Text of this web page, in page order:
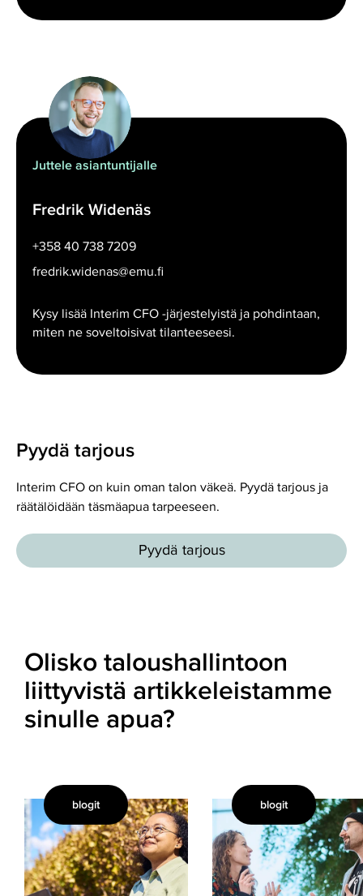
Juttele asiantuntijalle
Fredrik Widenäs
+358 40 738 7209
fredrik.widenas@emu.fi
Kysy lisää Interim CFO -järjestelyistä ja pohdintaan,
miten ne soveltoisivat tilanteeseesi.
Pyydä tarjous
Interim CFO on kuin oman talon väkeä. Pyydä tarjous ja
räätälöidään täsmäapua tarpeeseen.
Pyydä tarjous
Olisko taloushallintoon
liittyvistä artikkeleistamme
sinulle apua?
Tätä
tekoäly
tarvitsee,
jotta
se
blogit
Kun
Due
Diligence
alkaa
–
blogit